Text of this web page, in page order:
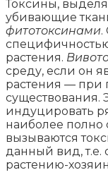
Токсины,
убивающие
фитотоксинами.
растения.
среду, если он
растения — при
существования.
индуцировать
наиболее полно
вызываются
данный вид,
растению-